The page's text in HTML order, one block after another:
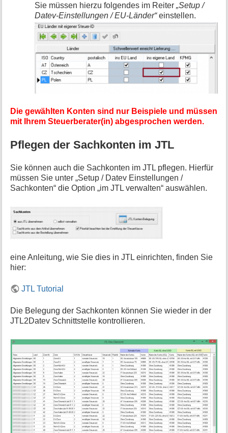
Sie müssen hierzu folgendes im Reiter„Setup /
Datev-Einstellungen / EU-Länder“einstellen.
Die gewählten Konten sind nur Beispiele und müssen
mit Ihrem Steuerberater(in) abgesprochen werden.
Pflegen der Sachkonten im JTL
Sie können auch die Sachkonten im JTL pflegen. Hierfür
müssen Sie unter „Setup / Datev Einstellungen /
Sachkonten“ die Option „im JTL verwalten“ auswählen.
eine Anleitung, wie Sie dies in JTL einrichten, finden Sie
hier:
JTL Tutorial
Die Belegung der Sachkonten können Sie wieder in der
JTL2Datev Schnittstelle kontrollieren.